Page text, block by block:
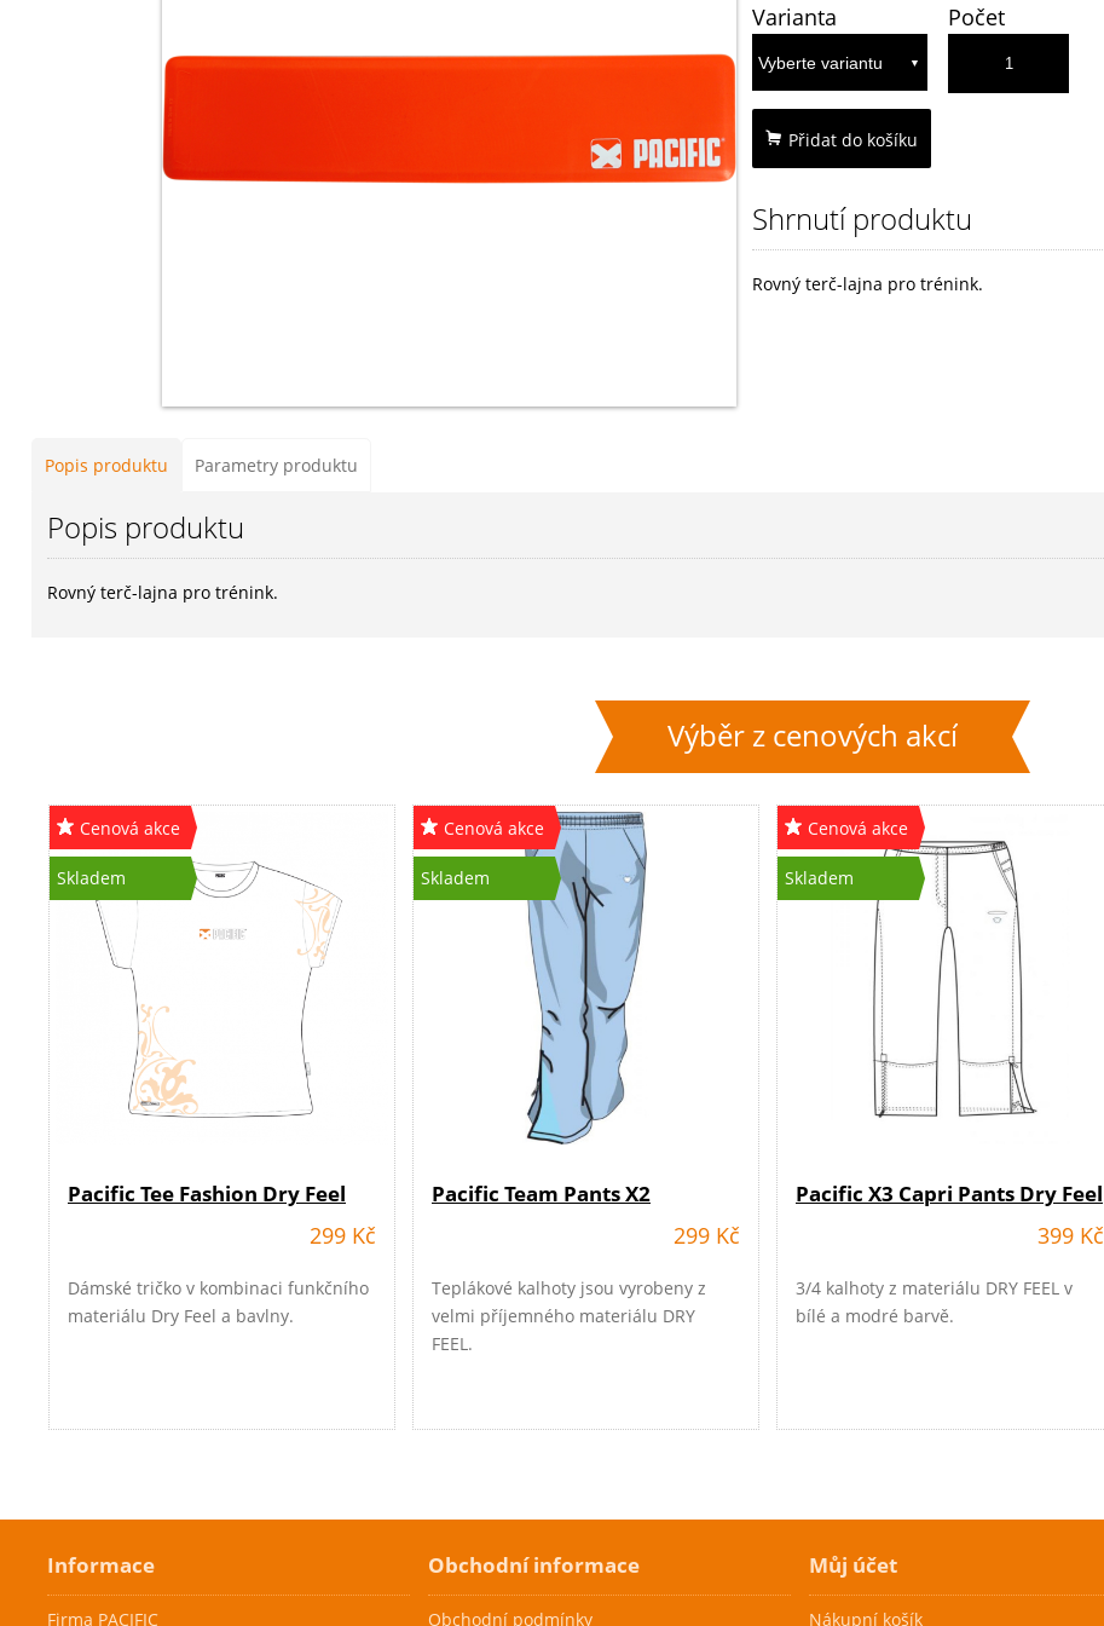
Varianta Počet
Přidat do košíku
Shrnutí produktu
Rovný terč-lajna pro trénink.
Popis produktu Parametry produktu
Popis produktu
Rovný terč-lajna pro trénink.
Výběr z cenových akcí
Cenová akce
Skladem
Pacific Tee Fashion Dry Feel
299 Kč
Dámské tričko v kombinaci funkčního
materiálu Dry Feel a bavlny.
Cenová akce
Skladem
Pacific Team Pants X2
299 Kč
Teplákové kalhoty jsou vyrobeny z
velmi příjemného materiálu DRY
FEEL.
Cenová akce
Skladem
Pacific X3 Capri Pants Dry Feel
399 Kč
3/4 kalhoty z materiálu DRY FEEL v
bílé a modré barvě.
Skladem Skladem
Informace
Firma PACIFIC
Obchodní informace
Obchodní podmínky
Můj účet
Nákupní košík